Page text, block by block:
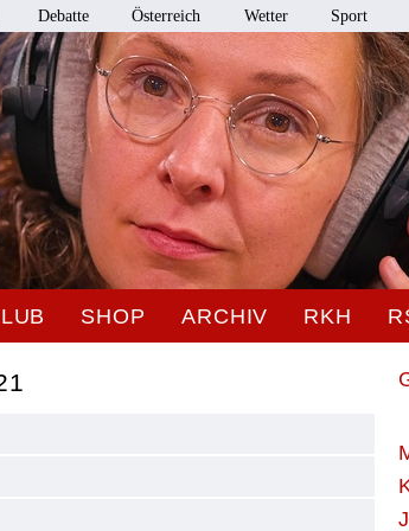
Debatte Österreich Wetter Sport
SHOP ARCHIV RKH